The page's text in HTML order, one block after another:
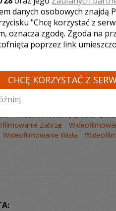
Liczba
Z INNYCH MIAST:
Zabrze
Wideofilmowanie Wisła
danych osobowych znajdą
"Chcę korzystać z
oznacza zgodę. Zgoda na
poprzez link
CHCĘ KORZYSTAĆ Z